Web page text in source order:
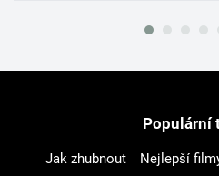
Populární
Jak zhubnout Nejlepší